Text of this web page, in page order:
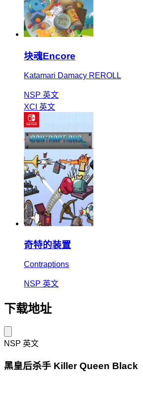
块魂Encore
Katamari Damacy REROLL
NSP 英文
XCI 英文
奇特的装置
Contraptions
NSP 英文
下载地址
NSP 英文
黑皇后杀手 Killer Queen Black